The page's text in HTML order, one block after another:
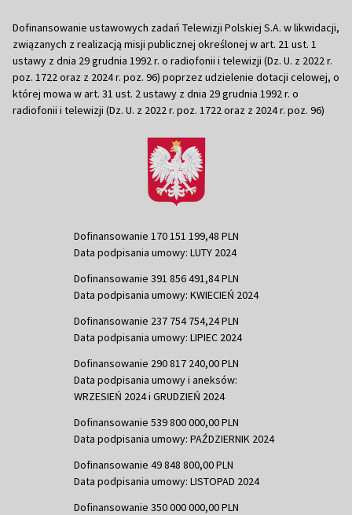
Dofinansowanie ustawowych zadań Telewizji Polskiej S.A. w likwidacji,
związanych z realizacją misji publicznej określonej w art. 21 ust. 1
ustawy z dnia 29 grudnia 1992 r. o radiofonii i telewizji (Dz. U. z 2022 r.
poz. 1722 oraz z 2024 r. poz. 96) poprzez udzielenie dotacji celowej, o
której mowa w art. 31 ust. 2 ustawy z dnia 29 grudnia 1992 r. o
radiofonii i telewizji (Dz. U. z 2022 r. poz. 1722 oraz z 2024 r. poz. 96)
Dofinansowanie 170 151 199,48 PLN
Data podpisania umowy: LUTY 2024
Dofinansowanie 391 856 491,84 PLN
Data podpisania umowy: KWIECIEŃ 2024
Dofinansowanie 237 754 754,24 PLN
Data podpisania umowy: LIPIEC 2024
Dofinansowanie 290 817 240,00 PLN
Data podpisania umowy i aneksów:
WRZESIEŃ 2024 i GRUDZIEŃ 2024
Dofinansowanie 539 800 000,00 PLN
Data podpisania umowy: PAŹDZIERNIK 2024
Dofinansowanie 49 848 800,00 PLN
Data podpisania umowy: LISTOPAD 2024
Dofinansowanie 350 000 000,00 PLN